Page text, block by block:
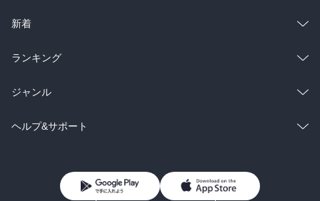
ラノベ
雑誌・グラビア
BL・TL
総合
ラノベ
雑誌・グラビア
BL・TL
新着
総合
ラノベ
雑誌・グラビア
ランキング
総合
ラノベ
ジャンル
コミック
ライトノベル 男子向けラノベ
ヘルプ&サポート
よくあるご質問 お問い合わせ